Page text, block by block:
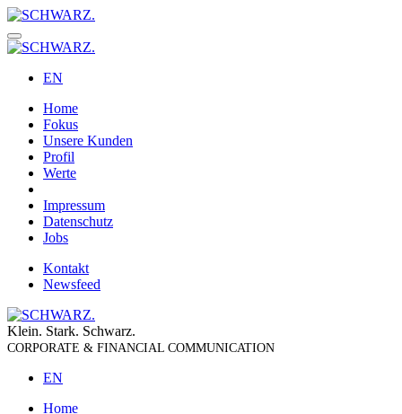
EN
Home
Fokus
Unsere Kunden
Profil
Werte
Impressum
Datenschutz
Jobs
Kontakt
Newsfeed
Klein. Stark. Schwarz.
CORPORATE & FINANCIAL COMMUNICATION
EN
Home